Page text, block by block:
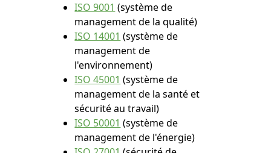
ISO 9001 (système de
management de la qualité)
ISO 14001 (système de
management de
l'environnement)
ISO 45001 (système de
management de la santé et
sécurité au travail)
ISO 50001 (système de
management de l'énergie)